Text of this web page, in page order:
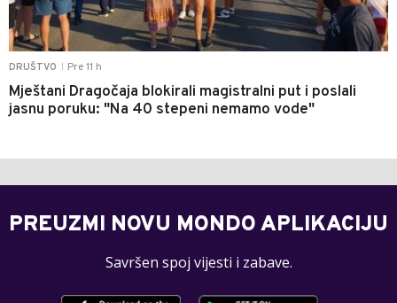
DRUŠTVO Pre 11 h
Mještani Dragočaja blokirali magistralni put i poslali
jasnu poruku: "Na 40 stepeni nemamo vode"
PREUZMI NOVU MONDO APLIKACIJU
Savršen spoj vijesti i zabave.